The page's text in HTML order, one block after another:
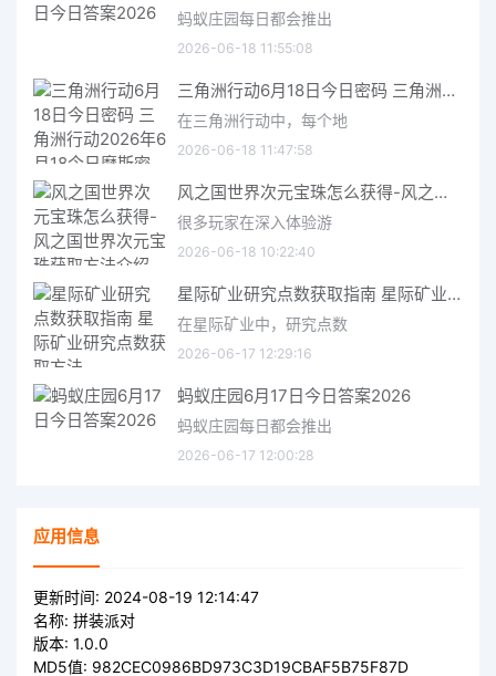
蚂蚁庄园每日都会推出
2026-06-18 11:55:08
三角洲行动6月18日今日密码 三角洲行动2026年6月18今日摩斯密码分享
在三角洲行动中，每个地
2026-06-18 11:47:58
风之国世界次元宝珠怎么获得-风之国世界次元宝珠获取方法介绍
很多玩家在深入体验游
2026-06-18 10:22:40
星际矿业研究点数获取指南 星际矿业研究点数获取方法
在星际矿业中，研究点数
2026-06-17 12:29:16
蚂蚁庄园6月17日今日答案2026
蚂蚁庄园每日都会推出
2026-06-17 12:00:28
应用信息
更新时间: 2024-08-19 12:14:47
名称: 拼装派对
版本: 1.0.0
MD5值: 982CEC0986BD973C3D19CBAF5B75F87D